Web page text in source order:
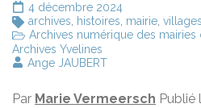
4 décembre 2024
archives
histoires mairie villages
Archives numérique des mairies
Archives Yvelines
Ange JAUBERT
Par Marie Vermeersch Publié